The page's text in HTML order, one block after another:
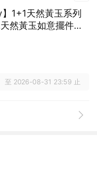
1+1天然黃玉系列
然黃玉如意擺件買
至 2026-08-31 23:59 止